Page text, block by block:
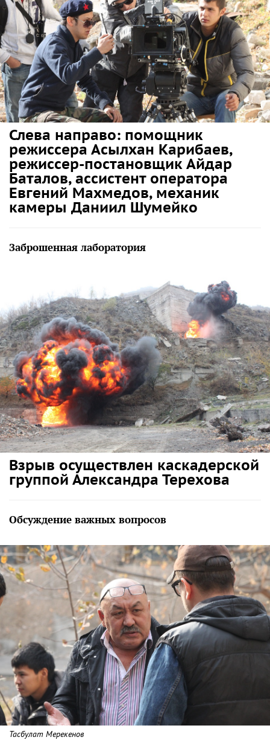
Слева направо: помощник
режиссера Асылхан Карибаев,
режиссер-постановщик Айдар
Баталов, ассистент оператора
Евгений Махмедов, механик
камеры Даниил Шумейко
Заброшенная лаборатория
Взрыв осуществлен каскадерской
группой Александра Терехова
Обсуждение важных вопросов
Тасбулат Мерекенов